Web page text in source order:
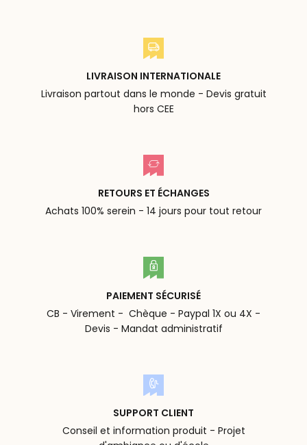
LIVRAISON INTERNATIONALE
Livraison partout dans le monde - Devis gratuit
hors CEE
RETOURS ET ÉCHANGES
Achats 100% serein - 14 jours pour tout retour
PAIEMENT SÉCURISÉ
CB - Virement - Chèque - Paypal 1X ou 4X -
Devis - Mandat administratif
SUPPORT CLIENT
Conseil et information produit - Projet